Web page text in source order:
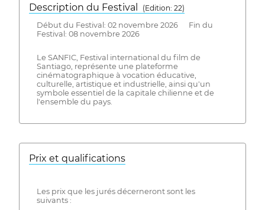
Description du Festival
( Edition: 22)
Début du Festival: 02 novembre 2026 Fin du
Festival: 08 novembre 2026
Le SANFIC, Festival international du film de
Santiago, représente une plateforme
cinématographique à vocation éducative,
culturelle, artistique et industrielle, ainsi qu'un
symbole essentiel de la capitale chilienne et de
l'ensemble du pays.
Prix ​​et qualifications
Les prix que les jurés décerneront sont les
suivants :